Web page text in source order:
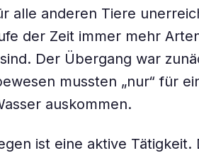
alle anderen Tiere
der Zeit immer mehr
Der Übergang war
mussten „nur“ für
auskommen.
ist eine aktive